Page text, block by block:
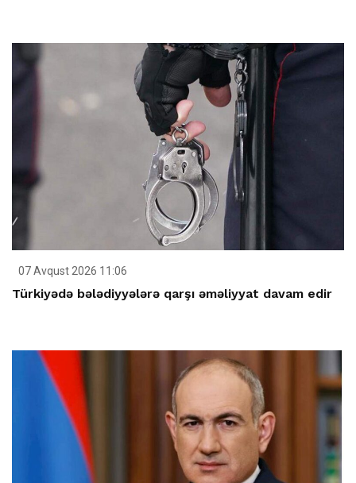
07 Avqust 2026 11:06
Türkiyədə bələdiyyələrə qarşı əməliyyat davam edir